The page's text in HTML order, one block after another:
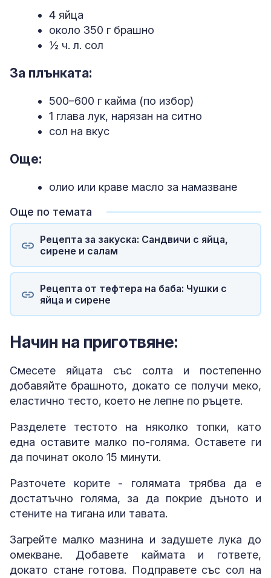
4 яйца
около 350 г брашно
½ ч. л. сол
За плънката:
500–600 г кайма (по избор)
1 глава лук, нарязан на ситно
сол на вкус
Още:
олио или краве масло за намазване
Още по темата
Рецепта за закуска: Сандвичи с яйца,
сирене и салам
Рецепта от тефтера на баба: Чушки с
яйца и сирене
Начин на приготвяне:
Смесете яйцата със солта и постепенно
добавяйте брашното, докато се получи меко,
еластично тесто, което не лепне по ръцете.
Разделете тестото на няколко топки, като
една оставите малко по-голяма. Оставете ги
да починат около 15 минути.
Разточете корите - голямата трябва да е
достатъчно голяма, за да покрие дъното и
стените на тигана или тавата.
Загрейте малко мазнина и задушете лука до
омекване. Добавете каймата и гответе,
докато стане готова. Подправете със сол на